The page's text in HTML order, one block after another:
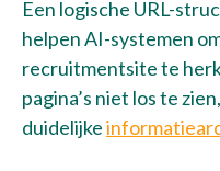
Een logische URL-
helpen AI-systemen
recruitmentsite te
pagina’s niet los te
duidelijke